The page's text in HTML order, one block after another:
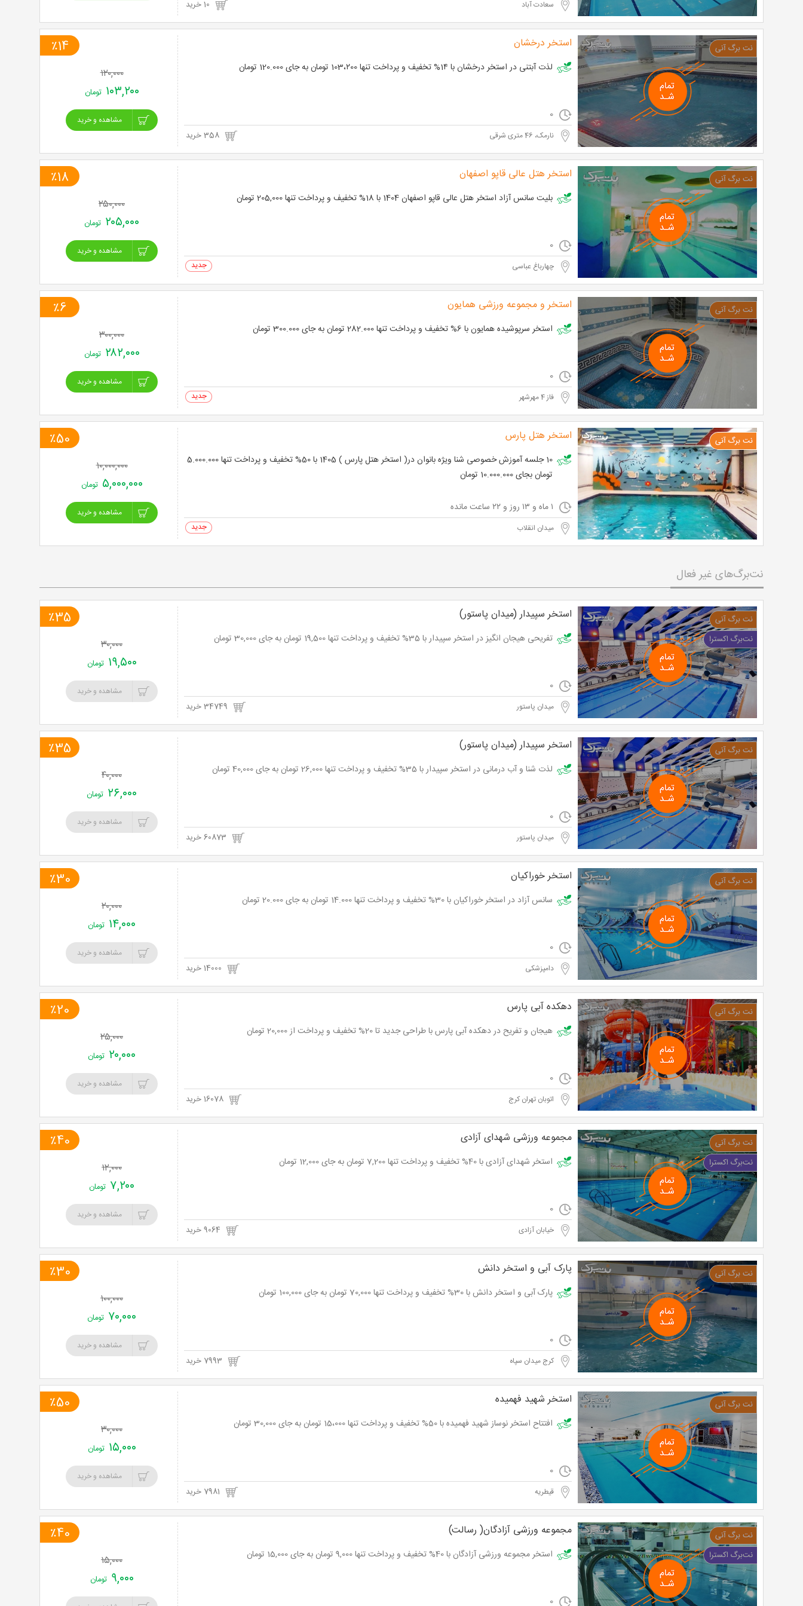
سعادت آباد
استخر درخشان
لذت آبتنی در استخر درخشان با 1۴% تخفیف و پرداخت تنها 103،۲00 تومان به جای 120.000 تومان
0
نارمک، 46 متری شرقی 358 خرید
٪14
۱۲۰,۰۰۰
۱۰۳,۲۰۰ تومان
مشاهده و خرید
استخر هتل عالی قاپو اصفهان
بلیت سانس آزاد استخر هتل عالی قاپو اصفهان 1404 با 18% تخفیف و پرداخت تنها 205,000 تومان
0
چهارباغ عباسی 0 خرید
٪18
۲۵۰,۰۰۰
۲۰۵,۰۰۰ تومان
مشاهده و خرید
استخر و مجموعه ورزشی همایون
استخر سرپوشیده همایون با 6% تخفیف و پرداخت تنها 282.000 تومان به جای 300.000 تومان
0
فاز 4 مهرشهر 0 خرید
٪6
۳۰۰,۰۰۰
۲۸۲,۰۰۰ تومان
مشاهده و خرید
استخر هتل پارس
10 جلسه آموزش خصوصی شنا ویژه بانوان در( استخر هتل پارس ) 1405 با 50% تخفیف و پرداخت تنها 5.000.000
تومان بجای 10.000.000 تومان
۱ ماه و ۱۳ روز و ۲۲ ساعت مانده
میدان انقلاب 0 خرید
٪50
۱۰,۰۰۰,۰۰۰
۵,۰۰۰,۰۰۰ تومان
مشاهده و خرید
نت‌برگ‌های غیر فعال
استخر سپیدار (میدان پاستور)
تفریحی هیجان انگیز در استخر سپیدار با 35% تخفیف و پرداخت تنها 19,500 تومان به جای 30,000 تومان
0
میدان پاستور
٪35
۳۰,۰۰۰
۱۹,۵۰۰ تومان
مشاهده و خرید
استخر سپیدار (میدان پاستور)
لذت شنا و آب درمانی در استخر سپیدار با 35% تخفیف و پرداخت تنها 26,000 تومان به جای 40,000 تومان
0
میدان پاستور
٪35
۴۰,۰۰۰
۲۶,۰۰۰ تومان
مشاهده و خرید
استخر خوراکیان
سانس آزاد در استخر خوراکیان با 30% تخفیف و پرداخت تنها 14.000 تومان به جای 20.000 تومان
0
دامپزشکی
٪30
۲۰,۰۰۰
۱۴,۰۰۰ تومان
مشاهده و خرید
دهکده آبی پارس
هیجان و تفریح در دهکده آبی پارس با طراحی جدید تا 20% تخفیف و پرداخت از 20,000 تومان
0
اتوبان تهران کرج 16078 خرید
٪20
۲۵,۰۰۰
۲۰,۰۰۰ تومان
مشاهده و خرید
مجموعه ورزشی شهدای آزادی
استخر شهدای آزادی با 40% تخفیف و پرداخت تنها 7,200 تومان به جای 12,000 تومان
0
خیابان آزادی
٪40
۱۲,۰۰۰
۷,۲۰۰ تومان
مشاهده و خرید
پارک آبی و استخر دانش
پارک آبی و استخر دانش با 30% تخفیف و پرداخت تنها 70,000 تومان به جای 100,000 تومان
0
کرج میدان سپاه
٪30
۱۰۰,۰۰۰
۷۰,۰۰۰ تومان
مشاهده و خرید
استخر شهید فهمیده
افتتاح استخر نوساز شهید فهمیده با 50% تخفیف و پرداخت تنها 15،000 تومان به جای 30,000 تومان
0
قیطریه
٪50
۳۰,۰۰۰
۱۵,۰۰۰ تومان
مشاهده و خرید
مجموعه ورزشی آزادگان( رسالت)
استخر مجموعه ورزشی آزادگان با 40% تخفیف و پرداخت تنها 9,000 تومان به جای 15,000 تومان
0
٪40
۱۵,۰۰۰
۹,۰۰۰ تومان